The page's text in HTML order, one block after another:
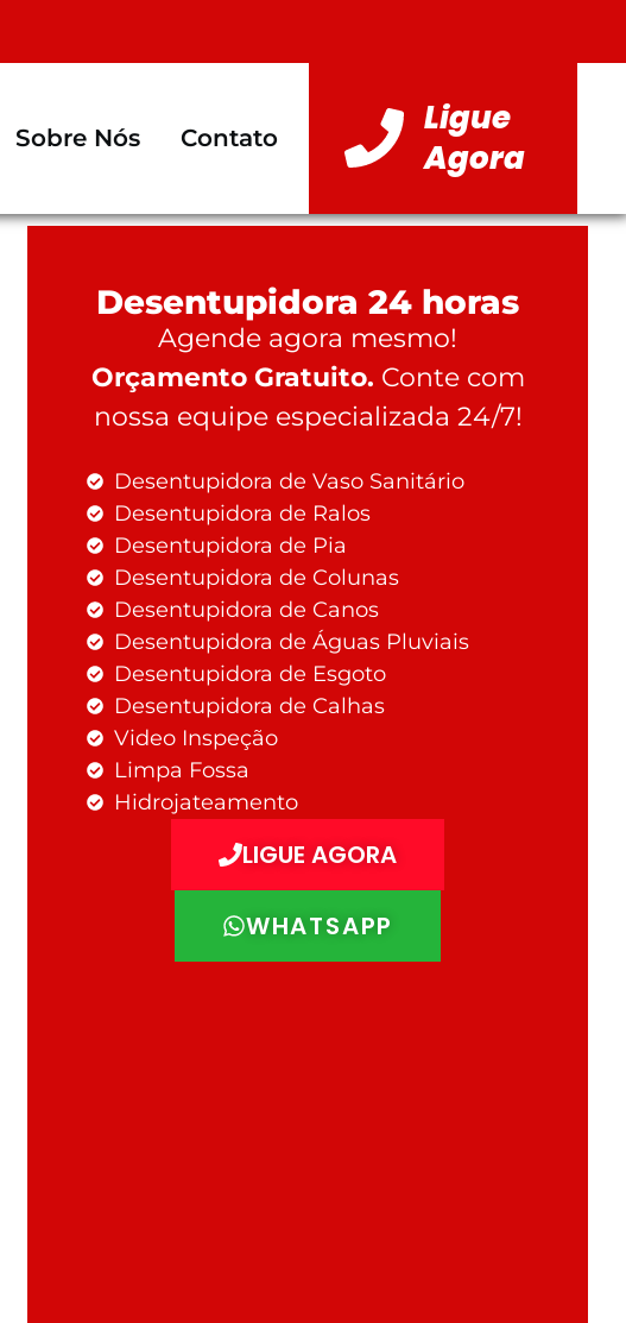
Sobre Nós Contato
Ligue
Agora
Desentupidora 24 horas
Agende agora mesmo!
Orçamento Gratuito. Conte com
nossa equipe especializada 24/7!
Desentupidora de Vaso Sanitário
Desentupidora de Ralos
Desentupidora de Pia
Desentupidora de Colunas
Desentupidora de Canos
Desentupidora de Águas Pluviais
Desentupidora de Esgoto
Desentupidora de Calhas
Video Inspeção
Limpa Fossa
Hidrojateamento
LIGUE AGORA
WHATSAPP